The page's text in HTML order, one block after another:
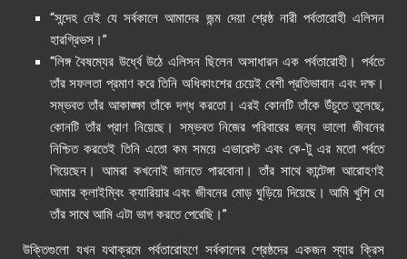
“সন্দেহ নেই যে সর্বকালে আমাদের জন্ম দেয়া শ্রেষ্ঠ নারী পর্বতারোহী এলিসন
হারগ্রিভস।”
“লিঙ্গ বৈষম্যের উর্ধ্বে উঠে এলিসন ছিলেন অসাধারন এক পর্বতারোহী। পর্বতে
তাঁর সফলতা প্রমাণ করে তিনি অধিকাংশের চেয়েই বেশী প্রতিভাবান এবং দক্ষ।
সম্ভবত তাঁর আকাঙ্ক্ষা তাঁকে দগ্ধ করতো। এরই কোনটি তাঁকে উঁচুতে তুলেছে,
কোনটি তাঁর প্রাণ নিয়েছে। সম্ভবত নিজের পরিবারের জন্য ভালো জীবনের
নিশ্চিত করতেই তিনি এতো কম সময়ে এভারেস্ট এবং কে-টু এর মতো পর্বতে
গিয়েছেন। আমরা কখনোই জানতে পারবোনা। তাঁর সাথে কান্টেঙ্গা আরোহণই
আমার ক্লাইম্বিং ক্যারিয়ার এবং জীবনের মোড় ঘুড়িয়ে দিয়েছে। আমি খুশি যে
তাঁর সাথে আমি এটা ভাগ করতে পেরেছি।”
উক্তিগুলো যখন যথাক্রমে পর্বতারোহণে সর্বকালের শ্রেষ্ঠদের একজন স্যার ক্রিস